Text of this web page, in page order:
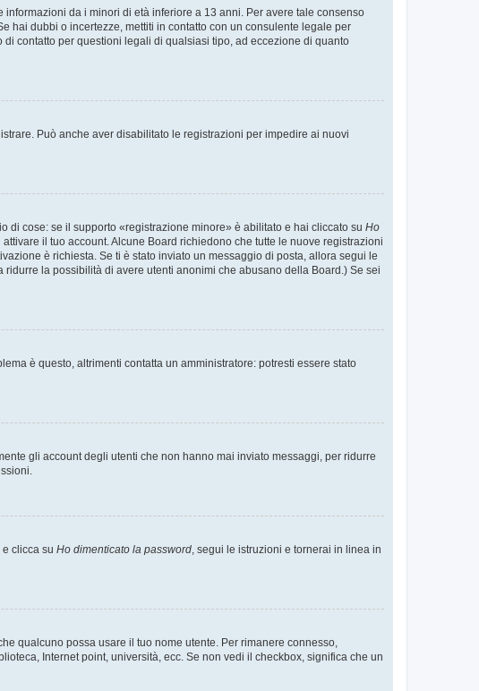
da i minori di età inferiore a 13 anni. Per avere tale consenso
hai dubbi o incertezze, mettiti in contatto con un consulente legale per
contatto per questioni legali di qualsiasi tipo, ad eccezione di quanto
Può anche aver disabilitato le registrazioni per impedire ai nuovi
di cose: se il supporto «registrazione minore» è abilitato e hai cliccato su Ho
il tuo account. Alcune Board richiedono che tutte le nuove registrazioni
è richiesta. Se ti è stato inviato un messaggio di posta, allora segui le
la possibilità di avere utenti anonimi che abusano della Board.) Se sei
è questo, altrimenti contatta un amministratore: potresti essere stato
gli account degli utenti che non hanno mai inviato messaggi, per ridurre
clicca su Ho dimenticato la password , segui le istruzioni e tornerai in linea in
qualcuno possa usare il tuo nome utente. Per rimanere connesso,
Internet point, università, ecc. Se non vedi il checkbox, significa che un